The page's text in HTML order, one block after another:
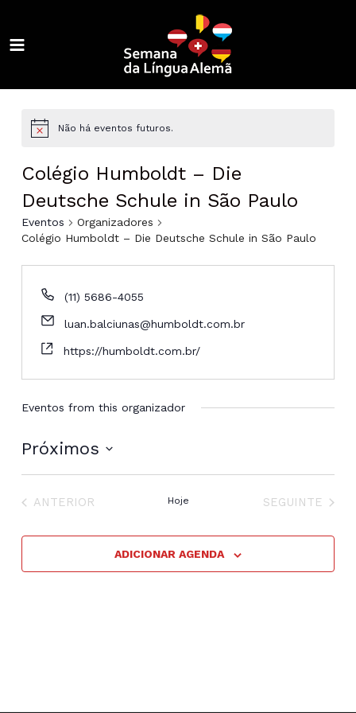
MENU
Não há eventos futuros.
Colégio Humboldt – Die
Deutsche Schule in São Paulo
Eventos
Organizadores
Colégio Humboldt – Die Deutsche Schule in São Paulo
(11) 5686-4055
luan.balciunas@humboldt.com.br
https://humboldt.com.br/
Eventos from this organizador
Próximos
data.EVENTOS
ANTERIOR Hoje EVENTOS
SEGUINTE
ADICIONAR AGENDA